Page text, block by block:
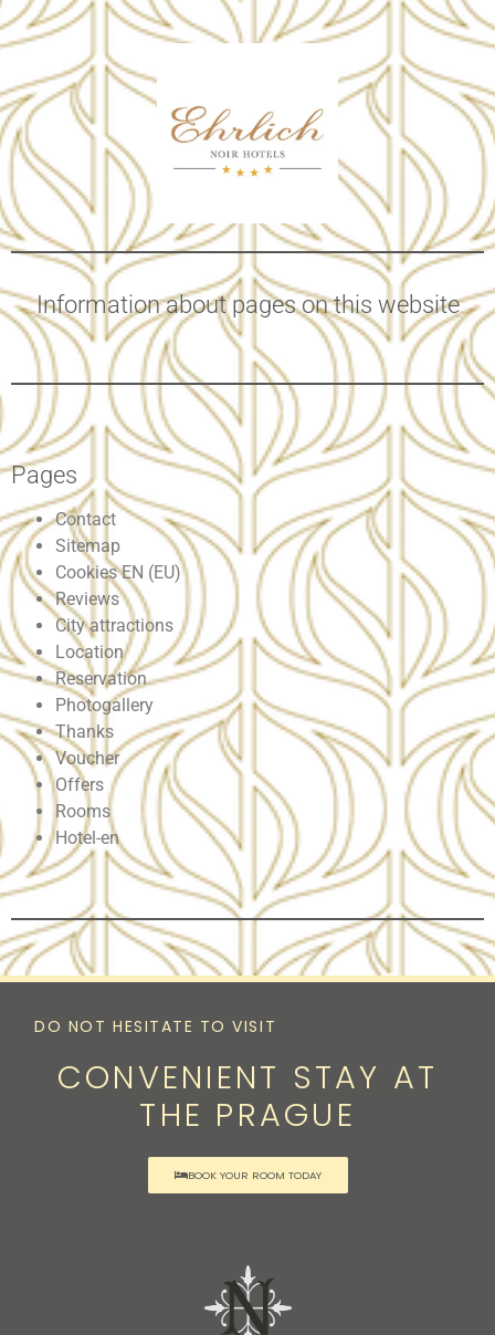
Information about pages on this website
Pages
Contact
Sitemap
Cookies EN (EU)
Reviews
City attractions
Location
Reservation
Photogallery
Thanks
Voucher
Offers
Rooms
Hotel-en
DO NOT HESITATE TO VISIT
CONVENIENT STAY AT
THE PRAGUE
BOOK YOUR ROOM TODAY